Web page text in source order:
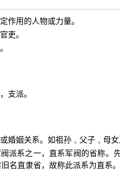
作用的人物或力量。
吏。
支派。
婚姻关系。如祖孙﹑父子﹑母
派系之一，直系军阀的省称。
名直隶省，故称此派系为直系。